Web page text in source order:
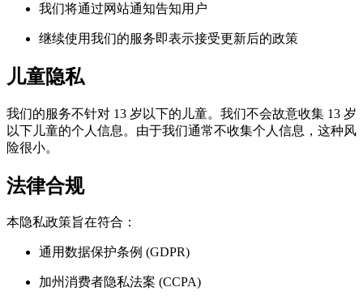
我们将通过网站通知告知用户
继续使用我们的服务即表示接受更新后的政策
儿童隐私
我们的服务不针对 13 岁以下的儿童。我们不会故意收集 13 岁
以下儿童的个人信息。由于我们通常不收集个人信息，这种风
险很小。
法律合规
本隐私政策旨在符合：
通用数据保护条例 (GDPR)
加州消费者隐私法案 (CCPA)